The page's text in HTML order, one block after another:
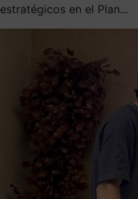
estratégicos en el Plan...